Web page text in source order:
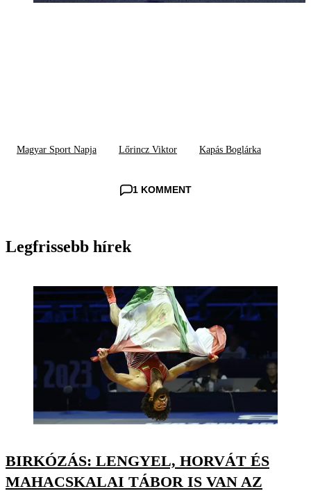
Magyar Sport Napja Lőrincz Viktor Kapás Boglárka
1 KOMMENT
Legfrissebb hírek
BIRKÓZÁS: LENGYEL, HORVÁT ÉS
MAHACSKALAI TÁBOR IS VAN AZ